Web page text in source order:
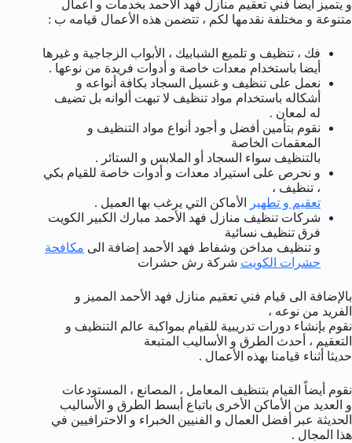
و يتميز أيضا فني تعقيم منازل فهد الأحمد بخدمات و أعمال
متنوعة و مختلفة نقدمها لكم ، تتضمن هذه الأعمال قيامه ب :
فك ، تنظيف و تلميع الشبابيك ، الأبواب الزجاجية و غيرها
أيضا باستخدام معدات خاصة و أدوات فريدة من نوعها .
نعمل على تنظيف و غسيل السجاد بكافة أنواعه و
أشكاله باستخدام مواد تنظيف لا تبهت ألوانه بل تضيف
له لمعان .
نقوم بتأمين أفضل و أجود أنواع مواد التنظيف و
المعقمات الخاصة
بالتنظيف سواء السجاد أو الملابس و الستائر .
و نحرص على استيراد معدات و أدوات خاصة للقيام بكي
، تنظيف ،
تعقيم و تطهير
الأماكن التي يرغب بها العميل .
شركات تنظيف منازل فهد الأحمد مبارك الكبير الكويت
فرق تنظيف نسائية
و تنظيف مداخن وشفاط فهد الأحمد إضافة الى مكافحة
حشرات الكويت شركة رش حشرات
بالإضافة الى قيام فني تعقيم منازل فهد الأحمد المميز و
الفريد من نوعه ،
نقوم بإنشاء دورات تدريبية للقيام بمواكبة عالم التنظيف و
التعقيم ، أحدث الطرق و الأساليب المتبعة
حديثا أثناء قيامنا بهذه الأعمال .
نقوم أيضاً القيام بتنظيف المعامل ، المصانع ، المستودعات
و العديد من الأماكن الأخرى باتباع أبسط الطرق و الأساليب
الحديثة عبر أفضل العمال و الفنيين الخبراء و الاحترافيين في
هذا المجال .